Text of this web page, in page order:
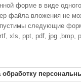
форме в виде
файла вложения не
следующие
xls, ppt, pdf, jpg ,bmp,
обработку